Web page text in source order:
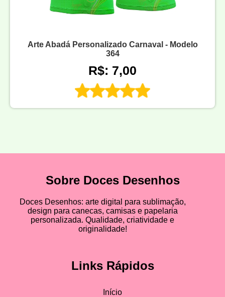
Arte Abadá Personalizado Carnaval - Modelo
364
R$: 7,00
Sobre Doces Desenhos
Doces Desenhos: arte digital para sublimação,
design para canecas, camisas e papelaria
personalizada. Qualidade, criatividade e
originalidade!
Links Rápidos
Início